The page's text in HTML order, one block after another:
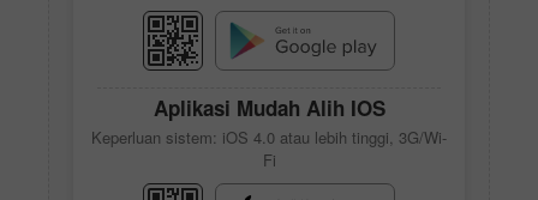
Aplikasi Mudah Alih IOS
Keperluan sistem: iOS 4.0 atau lebih tinggi, 3G/Wi-
Fi